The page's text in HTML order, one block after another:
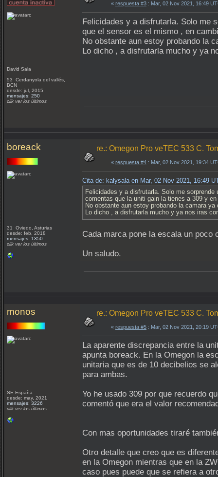
David Sala
53 Cerdanyola del vallés,
BCN
desde: jul, 2015
mensajes: 250
clik ver los últimos
« respuesta #3 : Mar, 02 Nov 2021, 16:49
Felicidades y a disfrutarla. Solo me
que el sensor es el mismo , en
No obstante aun estoy probando la
Lo dicho , a disfrutarla mucho y ya
boreack
31 Oviedo, Asturias
desde: feb, 2018
mensajes: 1350
clik ver los últimos
re.: Omegon Pro veTEC 533 C.
« respuesta #4 : Mar, 02 Nov 2021, 19:34
Cita de: kalysala en Mar, 02 Nov 2021, 16:49
Felicidades y a disfrutarla. Solo me
comentas que la uniti gain la tienes a 309 y
No obstante aun estoy probando la camara
Lo dicho , a disfrutarla mucho y ya nos iras
Cada marca pone la escala un
Un saludo.
monos
SE España
desde: may, 2021
mensajes: 3226
clik ver los últimos
re.: Omegon Pro veTEC 533 C.
« respuesta #5 : Mar, 02 Nov 2021, 20:19
La aparente discrepancia entre la
apunta boreack. En la Omegon la
unitaria que es de 10 decibelios se
para ambas.
Yo he usado 309 por que recuerdo
comentó que era el valor
Con mas oportunidades tiraré
Otro detalle que creo que es
en la Omegon mientras que en la
caso pues puede que se refiera a